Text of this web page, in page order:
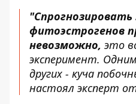
фитоэстрогенов
невозможно, это
эксперимент.
других - куча
настоял эксперт